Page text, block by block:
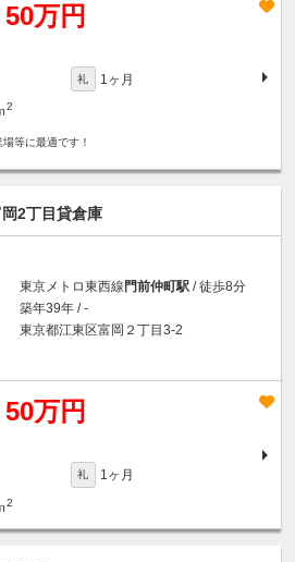
50万円
礼 1ヶ月
2
等に最適です！
2丁目貸倉庫
東京メトロ東西線 門前仲町駅 / 徒歩8分
築年39年 / -
東京都江東区富岡２丁目3-2
50万円
礼 1ヶ月
2